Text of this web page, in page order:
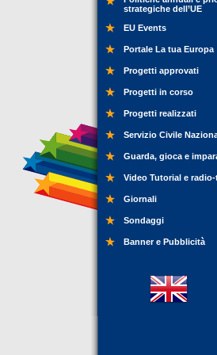
strategiche dell’UE
EU Events
Portale La tua Europa
Progetti approvati
Progetti in corso
Progetti realizzati
Servizio Civile
Guarda, gioca e
Video Tutorial e
Giornali
Sondaggi
Banner e Pubblicità